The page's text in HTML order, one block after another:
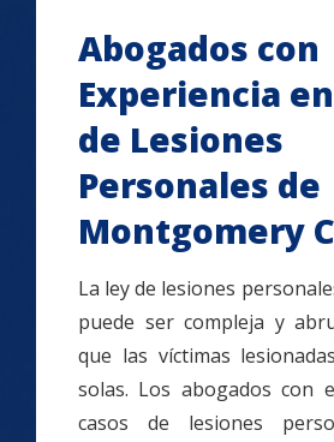
Abogados con
Experiencia
de Lesiones
Personales de
Montgomery
La ley de lesiones
puede ser compleja y
que las víctimas
solas. Los abogados con
casos de lesiones